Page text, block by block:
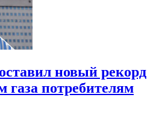
новый рекорд
газа потребителям